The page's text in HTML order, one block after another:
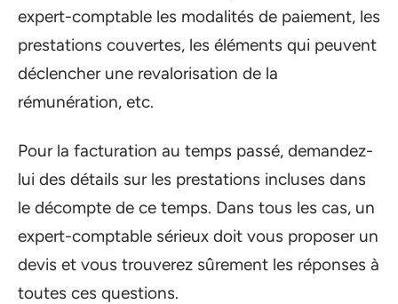
expert-comptable les modalités de paiement, les
prestations couvertes, les éléments qui peuvent
déclencher une revalorisation de la
rémunération, etc.
Pour la facturation au temps passé, demandez-
lui des détails sur les prestations incluses dans
le décompte de ce temps. Dans tous les cas, un
expert-comptable sérieux doit vous proposer un
devis et vous trouverez sûrement les réponses à
toutes ces questions.